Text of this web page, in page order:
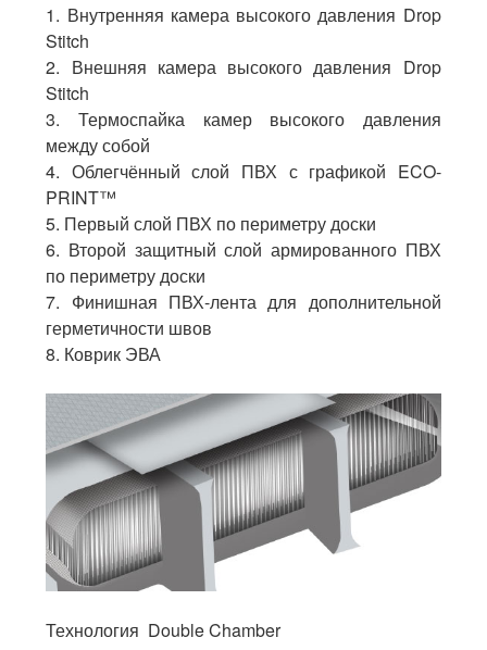
1. Внутренняя камера высокого давления Drop
Stitch
2. Внешняя камера высокого давления Drop
Stitch
3. Термоспайка камер высокого давления
между собой
4. Облегчённый слой ПВХ с графикой ECO-
PRINT™
5. Первый слой ПВХ по периметру доски
6. Второй защитный слой армированного ПВХ
по периметру доски
7. Финишная ПВХ-лента для дополнительной
герметичности швов
8. Коврик ЭВА
Технология Double Chamber